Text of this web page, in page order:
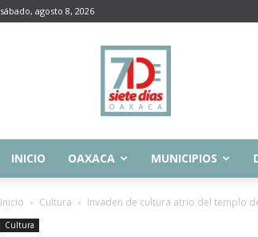
sábado, agosto 8, 2026
Siete
Días
Oaxaca
INICIO OAXACA MUNICIPIOS
Inicio Cultura Invaden de cultura atrio del templo
Cultura